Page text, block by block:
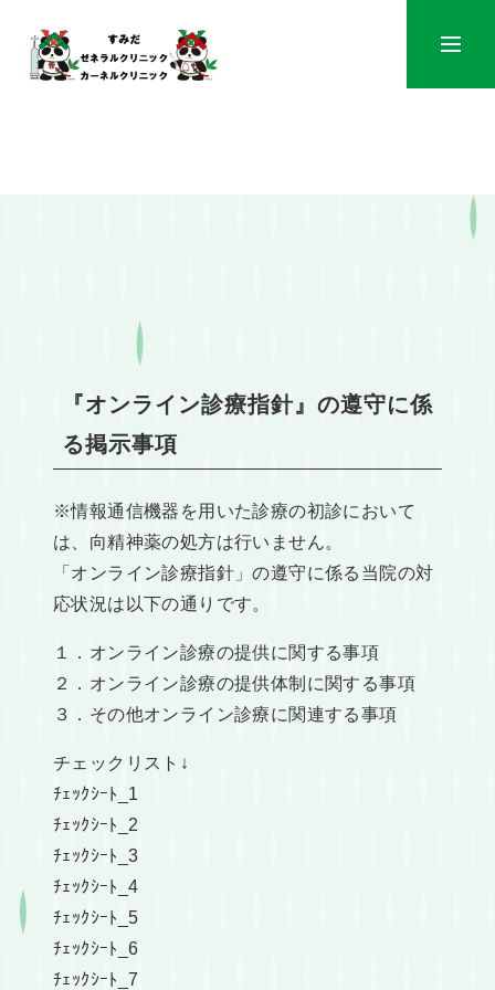
メニ
『オンライン診療指針』の遵守に係
る掲示事項
※情報通信機器を用いた診療の初診において
は、向精神薬の処方は行いません。
「オンライン診療指針」の遵守に係る当院の対
応状況は以下の通りです。
１．オンライン診療の提供に関する事項
２．オンライン診療の提供体制に関する事項
３．その他オンライン診療に関連する事項
チェックリスト↓
ﾁｪｯｸｼｰﾄ_1
ﾁｪｯｸｼｰﾄ_2
ﾁｪｯｸｼｰﾄ_3
ﾁｪｯｸｼｰﾄ_4
ﾁｪｯｸｼｰﾄ_5
ﾁｪｯｸｼｰﾄ_6
ﾁｪｯｸｼｰﾄ_7